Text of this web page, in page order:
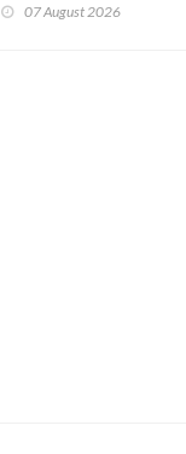
perseguir ruta del
07 August 2026